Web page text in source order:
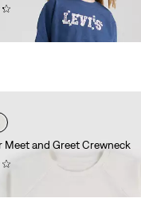
Meet and Greet Crewneck